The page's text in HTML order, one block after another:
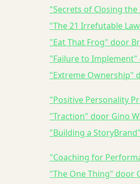
"Secrets of Closing
"The 21 Irrefutable
"Eat That Frog" door
"Failure to
"Extreme Ownership"
"Positive Personality
"Traction" door Gino
"Building a
"Coaching for
"The One Thing" door